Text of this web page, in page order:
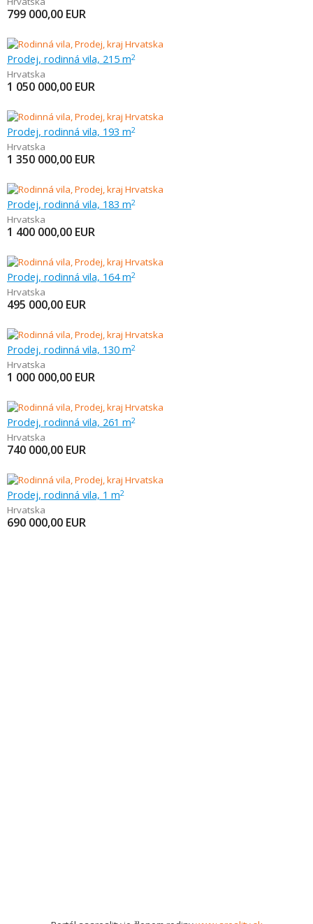
799 000,00 EUR
Prodej, rodinná vila, 215 m2
Hrvatska
1 050 000,00 EUR
Prodej, rodinná vila, 193 m2
Hrvatska
1 350 000,00 EUR
Prodej, rodinná vila, 183 m2
Hrvatska
1 400 000,00 EUR
Prodej, rodinná vila, 164 m2
Hrvatska
495 000,00 EUR
Prodej, rodinná vila, 130 m2
Hrvatska
1 000 000,00 EUR
Prodej, rodinná vila, 261 m2
Hrvatska
740 000,00 EUR
Prodej, rodinná vila, 1 m2
Hrvatska
690 000,00 EUR